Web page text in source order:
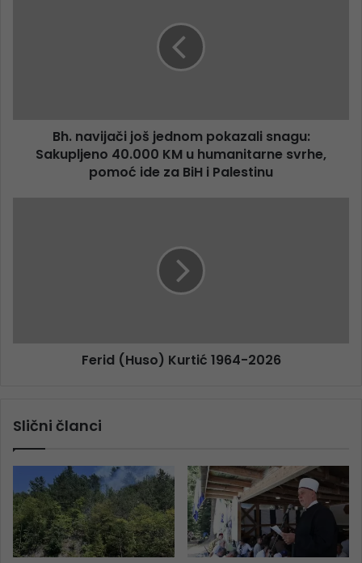
Bh. navijači još jednom pokazali snagu:
Sakupljeno 40.000 KM u humanitarne svrhe,
pomoć ide za BiH i Palestinu
Ferid (Huso) Kurtić 1964-2026
Slični članci